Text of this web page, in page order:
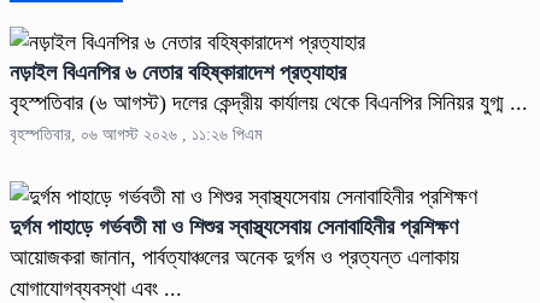
নড়াইল বিএনপির ৬ নেতার বহিষ্কারাদেশ প্রত্যাহার
বৃহস্পতিবার (৬ আগস্ট) দলের কেন্দ্রীয় কার্যালয় থেকে বিএনপির সিনিয়র যুগ্ম ...
বৃহস্পতিবার, ০৬ আগস্ট ২০২৬ , ১১:২৬ পিএম
দুর্গম পাহাড়ে গর্ভবতী মা ও শিশুর স্বাস্থ্যসেবায় সেনাবাহিনীর প্রশিক্ষণ
আয়োজকরা জানান, পার্বত্যাঞ্চলের অনেক দুর্গম ও প্রত্যন্ত এলাকায়
যোগাযোগব্যবস্থা এবং ...